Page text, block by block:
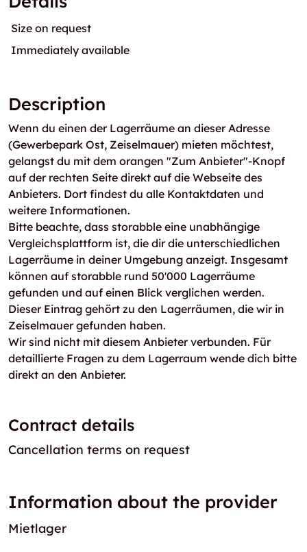
Size on request
Immediately available
Description
Wenn du einen der Lagerräume an dieser Adresse
(Gewerbepark Ost, Zeiselmauer) mieten möchtest,
gelangst du mit dem orangen "Zum Anbieter"-Knopf
auf der rechten Seite direkt auf die Webseite des
Anbieters. Dort findest du alle Kontaktdaten und
weitere Informationen.
Bitte beachte, dass storabble eine unabhängige
Vergleichsplattform ist, die dir die unterschiedlichen
Lagerräume in deiner Umgebung anzeigt. Insgesamt
können auf storabble rund 50'000 Lagerräume
gefunden und auf einen Blick verglichen werden.
Dieser Eintrag gehört zu den Lagerräumen, die wir in
Zeiselmauer gefunden haben.
Wir sind nicht mit diesem Anbieter verbunden. Für
detaillierte Fragen zu dem Lagerraum wende dich bitte
direkt an den Anbieter.
Contract details
Cancellation terms on request
Information about the provider
Mietlager